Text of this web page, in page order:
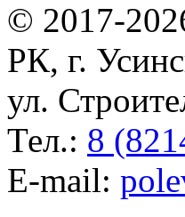
© 2017-
РК, г.
ул.
Тел.: 8
E-mail: